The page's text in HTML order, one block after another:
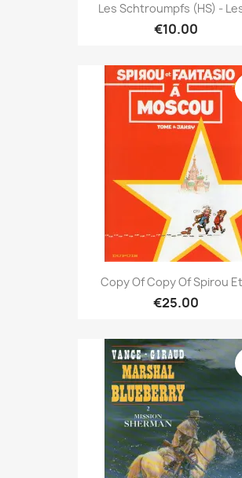
Les Schtroumpfs (HS) -
€10.00
Copy Of Copy Of Spirou
€25.00